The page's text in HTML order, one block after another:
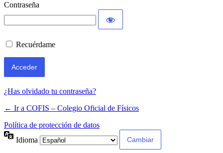
Contraseña
Recuérdame
¿Has olvidado tu contraseña?
← Ir a COFIS – Colegio Oficial de Físicos
Política de protección de datos
Idioma